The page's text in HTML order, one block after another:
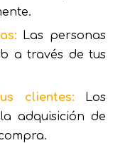
Las personas
a través de tus
clientes:
Los
adquisición de